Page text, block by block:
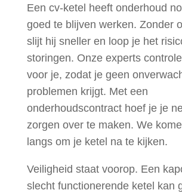
Een cv-ketel heeft onderhoud
goed te blijven werken. Zonder
slijt hij sneller en loop je het
storingen. Onze experts
voor je, zodat je geen
problemen krijgt. Met een
onderhoudscontract hoef je je
zorgen over te maken. We
langs om je ketel na te kijken.
Veiligheid staat voorop. Een
slecht functionerende ketel kan